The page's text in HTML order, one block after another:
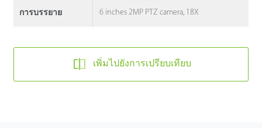
การบรรยาย 6 inches 2MP PTZ camera, 18X
เพิ่มไปยังการเปรียบเทียบ